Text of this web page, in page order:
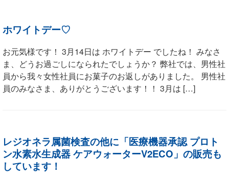
ホワイトデー♡
お元気様です！ 3月14日は ホワイトデー でしたね！ みなさ
ま、どうお過ごしになられたでしょうか？ 弊社では、男性社
員から我々女性社員にお菓子のお返しがありました。 男性社
員のみなさま、ありがとうございます！！ 3月は […]
レジオネラ属菌検査の他に「医療機器承認 プロト
ン水素水生成器 ケアウォーターV2ECO」の販売も
しています！